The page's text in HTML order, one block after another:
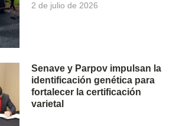
2 de julio de 2026
Senave y Parpov impulsan la
identificación genética para
fortalecer la certificación
varietal